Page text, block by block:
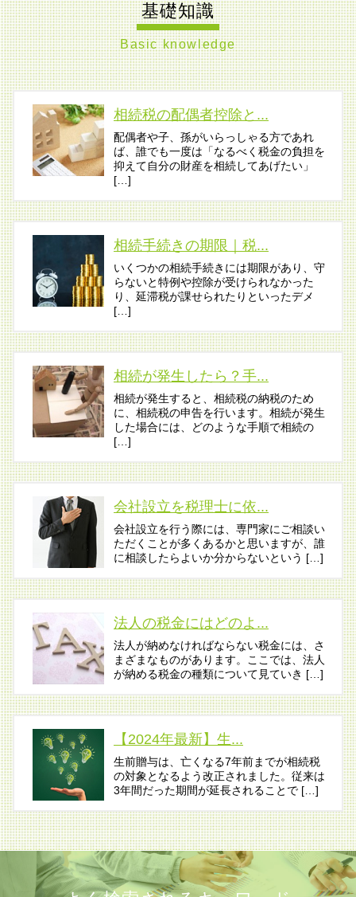
基礎知識
Basic knowledge
相続税の配偶者控除と...
配偶者や子、孫がいらっしゃる方であれ
ば、誰でも一度は「なるべく税金の負担を
抑えて自分の財産を相続してあげたい」
[…]
相続手続きの期限｜税...
いくつかの相続手続きには期限があり、守
らないと特例や控除が受けられなかった
り、延滞税が課せられたりといったデメ
[…]
相続が発生したら？手...
相続が発生すると、相続税の納税のため
に、相続税の申告を行います。相続が発生
した場合には、どのような手順で相続の
[…]
会社設立を税理士に依...
会社設立を行う際には、専門家にご相談い
ただくことが多くあるかと思いますが、誰
に相談したらよいか分からないという […]
法人の税金にはどのよ...
法人が納めなければならない税金には、さ
まざまなものがあります。ここでは、法人
が納める税金の種類について見ていき […]
【2024年最新】生...
生前贈与は、亡くなる7年前までが相続税
の対象となるよう改正されました。従来は
3年間だった期間が延長されることで […]